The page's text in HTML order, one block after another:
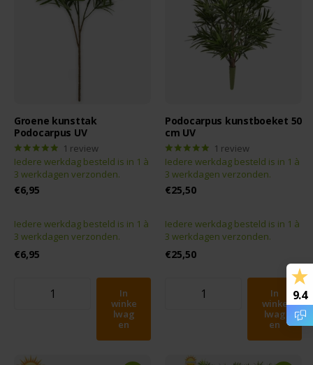
Groene kunsttak
Podocarpus UV
1 review
Iedere werkdag besteld is in 1 à
3 werkdagen verzonden.
€6,95
Iedere werkdag besteld is in 1 à
3 werkdagen verzonden.
€6,95
In
winke
lwag
en
Podocarpus kunstboeket 50
cm UV
1 review
Iedere werkdag besteld is in 1 à
3 werkdagen verzonden.
€25,50
Iedere werkdag besteld is in 1 à
3 werkdagen verzonden.
€25,50
In
winke
lwag
en
9.4